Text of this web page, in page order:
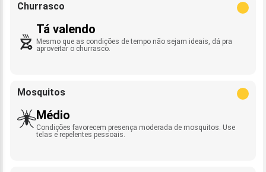
Churrasco
Tá valendo
Mesmo que as condições de tempo não sejam ideais, dá pra
aproveitar o churrasco.
Mosquitos
Médio
Condições favorecem presença moderada de mosquitos. Use
telas e repelentes pessoais.